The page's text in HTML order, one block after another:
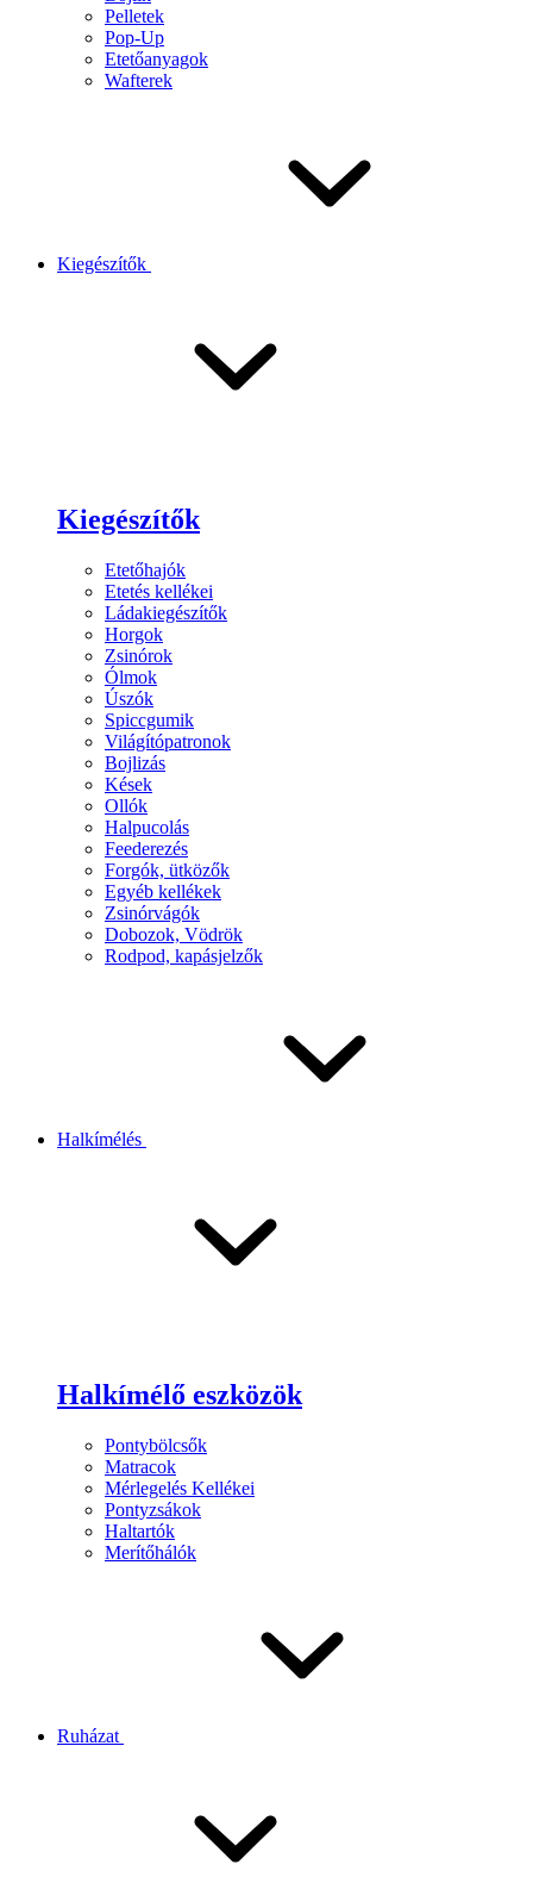
Pelletek
Pop-Up
Etetőanyagok
Wafterek
Kiegészítők
Kiegészítők
Etetőhajók
Etetés kellékei
Ládakiegészítők
Horgok
Zsinórok
Ólmok
Úszók
Spiccgumik
Világítópatronok
Bojlizás
Kések
Ollók
Halpucolás
Feederezés
Forgók, ütközők
Egyéb kellékek
Zsinórvágók
Dobozok, Vödrök
Rodpod, kapásjelzők
Halkímélés
Halkímélő eszközök
Pontybölcsők
Matracok
Mérlegelés Kellékei
Pontyzsákok
Haltartók
Merítőhálók
Ruházat